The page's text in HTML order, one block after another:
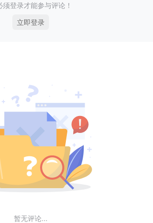
须登录才能参与评论！
立即登录
暂无评论...